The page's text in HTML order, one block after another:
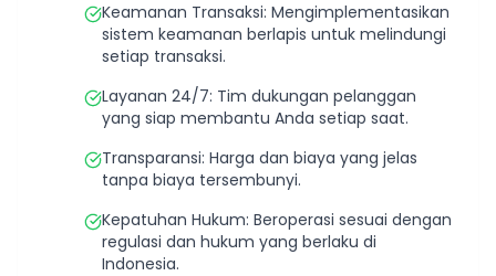
Keamanan Transaksi: Mengimplementasikan
sistem keamanan berlapis untuk melindungi
setiap transaksi.
Layanan 24/7: Tim dukungan pelanggan
yang siap membantu Anda setiap saat.
Transparansi: Harga dan biaya yang jelas
tanpa biaya tersembunyi.
Kepatuhan Hukum: Beroperasi sesuai dengan
regulasi dan hukum yang berlaku di
Indonesia.